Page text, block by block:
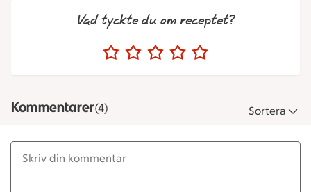
Vad tyckte du om receptet?
Kommentarer(4) Sortera